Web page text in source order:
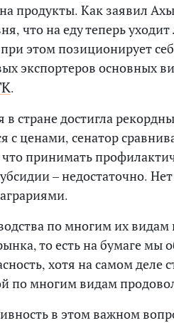
продукты. Как заявил
что на еду теперь
этом позиционирует
экспортеров основных
.
стране достигла
с ценами, сенатор
принимать
– недостаточно.
по многим их
то есть на бумаге мы
хотя на самом деле
по многим видам
в этом важном